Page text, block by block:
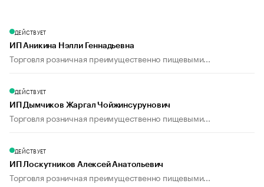
ДЕЙСТВУЕТ
ИП Аникина Нэлли Геннадьевна
Торговля розничная преимущественно пищевыми...
ДЕЙСТВУЕТ
ИП Дымчиков Жаргал Чойжинсурунович
Торговля розничная преимущественно пищевыми...
ДЕЙСТВУЕТ
ИП Лоскутников Алексей Анатольевич
Торговля розничная преимущественно пищевыми...